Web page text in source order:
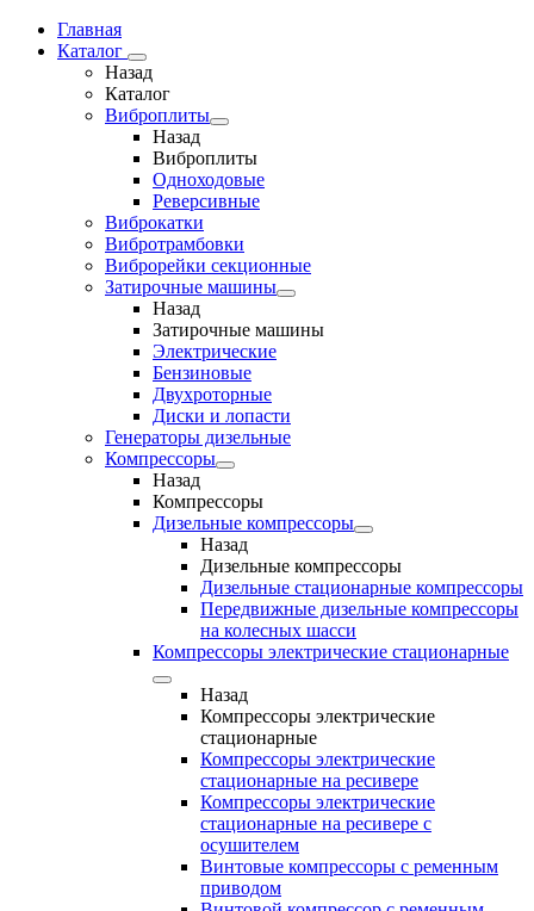
Главная
Каталог
Назад
Каталог
Виброплиты
Назад
Виброплиты
Одноходовые
Реверсивные
Виброкатки
Вибротрамбовки
Виброрейки секционные
Затирочные машины
Назад
Затирочные машины
Электрические
Бензиновые
Двухроторные
Диски и лопасти
Генераторы дизельные
Компрессоры
Назад
Компрессоры
Дизельные компрессоры
Назад
Дизельные компрессоры
Дизельные стационарные компрессоры
Передвижные дизельные компрессоры
на колесных шасси
Компрессоры электрические стационарные
Назад
Компрессоры электрические
стационарные
Компрессоры электрические
стационарные на ресивере
Компрессоры электрические
стационарные на ресивере с
осушителем
Винтовые компрессоры с ременным
приводом